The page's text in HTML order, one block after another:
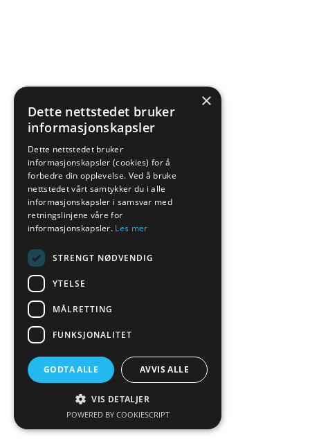
×
Dette nettstedet bruker
informasjonskapsler
Dette nettstedet bruker
informasjonskapsler (cookies) for å
forbedre din opplevelse. Ved å bruke
nettstedet vårt samtykker du i alle
informasjonskapsler i samsvar med
retningslinjene våre for
informasjonskapsler. Les mer
STRENGT NØDVENDIG
YTELSE
MÅLRETTING
FUNKSJONALITET
GODTA ALLE AVVIS ALLE
VIS DETALJER
POWERED BY COOKIESCRIPT